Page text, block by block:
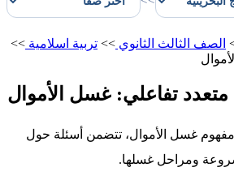
الصف الثالث الثانوي >> تربية اسلامية >>
متعدد تفاعلي: غسل الأموال
غسل الأموال، تتضمن أسئلة حول
ومراحل غسلها.